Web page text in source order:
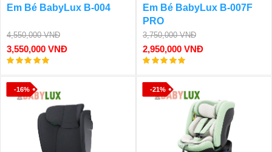
Em Bé BabyLux B-004
4,550,000 VNĐ
3,550,000 VNĐ
Em Bé BabyLux B-007F
PRO
3,750,000 VNĐ
2,950,000 VNĐ
-16% -21%